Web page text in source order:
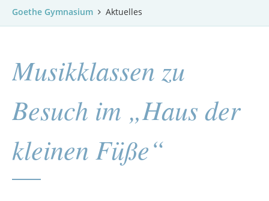
Goethe Gymnasium Aktuelles
Musikklassen zu
Besuch im „Haus der
kleinen Füße“